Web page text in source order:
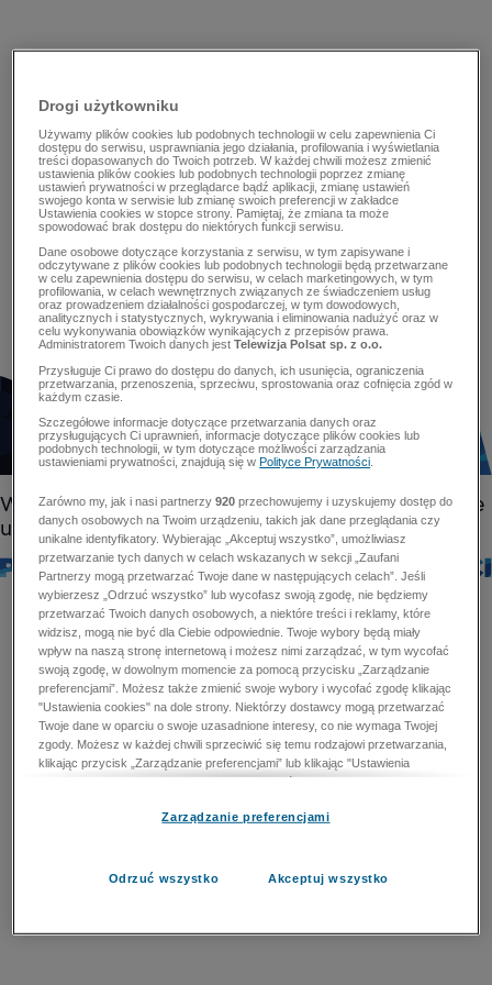
Drogi użytkowniku
Używamy plików cookies lub podobnych technologii w celu zapewnienia Ci
dostępu do serwisu, usprawniania jego działania, profilowania i wyświetlania
treści dopasowanych do Twoich potrzeb. W każdej chwili możesz zmienić
ustawienia plików cookies lub podobnych technologii poprzez zmianę
ustawień prywatności w przeglądarce bądź aplikacji, zmianę ustawień
swojego konta w serwisie lub zmianę swoich preferencji w zakładce
Ustawienia cookies w stopce strony. Pamiętaj, że zmiana ta może
spowodować brak dostępu do niektórych funkcji serwisu.
Dane osobowe dotyczące korzystania z serwisu, w tym zapisywane i
odczytywane z plików cookies lub podobnych technologii będą przetwarzane
w celu zapewnienia dostępu do serwisu, w celach marketingowych, w tym
profilowania, w celach wewnętrznych związanych ze świadczeniem usług
oraz prowadzeniem działalności gospodarczej, w tym dowodowych,
analitycznych i statystycznych, wykrywania i eliminowania nadużyć oraz w
celu wykonywania obowiązków wynikających z przepisów prawa.
Administratorem Twoich danych jestTelewizja Polsat sp. z o.o.
Przysługuje Ci prawo do dostępu do danych, ich usunięcia, ograniczenia
przetwarzania, przenoszenia, sprzeciwu, sprostowania oraz cofnięcia zgód w
każdym czasie.
Szczegółowe informacje dotyczące przetwarzania danych oraz
przysługujących Ci uprawnień, informacje dotyczące plików cookies lub
podobnych technologii, w tym dotyczące możliwości zarządzania
ustawieniami prywatności, znajdują się wPolityce Prywatności
Zarówno my, jak i nasi partnerzy920 przechowujemy i uzyskujemy dostęp do
danych osobowych na Twoim urządzeniu, takich jak dane przeglądania czy
unikalne identyfikatory. Wybierając „Akceptuj wszystko”, umożliwiasz
przetwarzanie tych danych w celach wskazanych w sekcji „Zaufani
Partnerzy mogą przetwarzać Twoje dane w następujących celach”. Jeśli
wybierzesz „Odrzuć wszystko” lub wycofasz swoją zgodę, nie będziemy
przetwarzać Twoich danych osobowych, a niektóre treści i reklamy, które
widzisz, mogą nie być dla Ciebie odpowiednie. Twoje wybory będą miały
wpływ na naszą stronę internetową i możesz nimi zarządzać, w tym wycofać
swoją zgodę, w dowolnym momencie za pomocą przycisku „Zarządzanie
preferencjami”. Możesz także zmienić swoje wybory i wycofać zgodę klikając
"Ustawienia cookies" na dole strony. Niektórzy dostawcy mogą przetwarzać
Twoje dane w oparciu o swoje uzasadnione interesy, co nie wymaga Twojej
zgody. Możesz w każdej chwili sprzeciwić się temu rodzajowi przetwarzania,
klikając przycisk „Zarządzanie preferencjami” lub klikając "Ustawienia
cookies" na dole strony. Nie możesz sprzeciwić się przetwarzaniu przez
zapobiegania oszustwom i naprawiania błędów, a w tym celu mogą zostać
przetwarzaniu danych osobowych w celu dostarczania i prezentacji reklam i
Zarządzanie preferencjami
Odrzuć wszystko Akceptuj wszystko